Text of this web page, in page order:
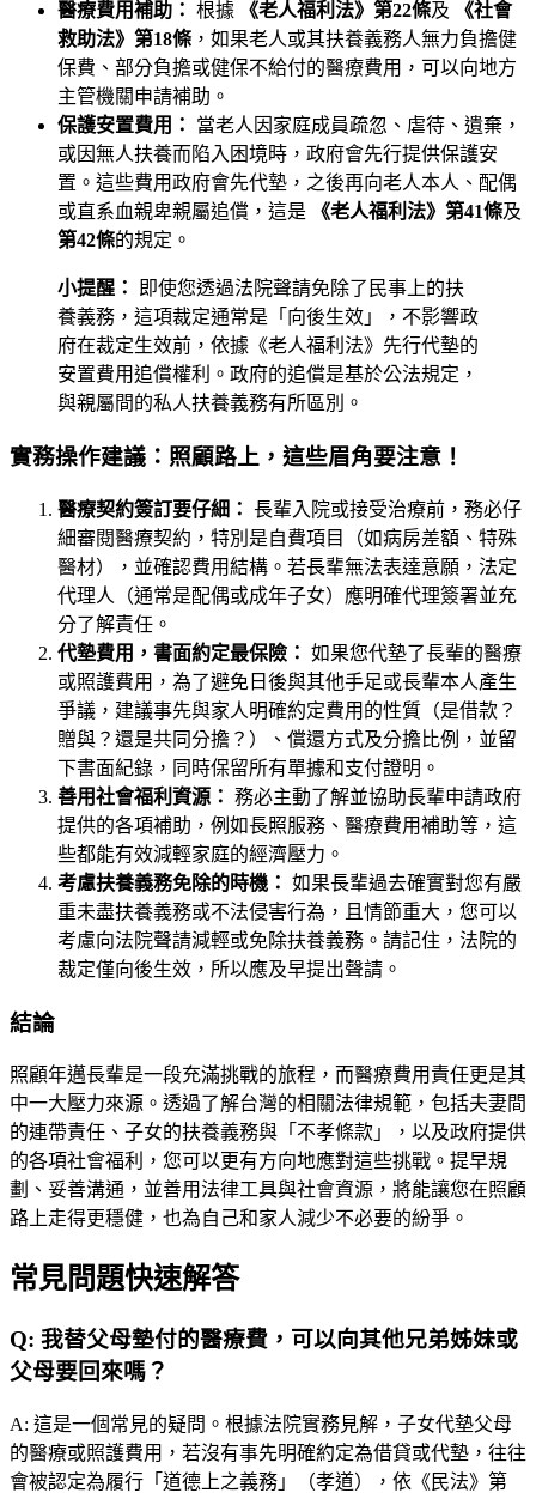
醫療費用補助： 根據 《老人福利法》第22條及
《社會
救助法》第18條 ，如果老人或其扶養義務人無力負擔健
保費、部分負擔或健保不給付的醫療費用，可以向地方
主管機關申請補助。
保護安置費用：
當老人因家庭成員疏忽、虐待、遺棄，
或因無人扶養而陷入困境時，政府會先行提供保護安
置。這些費用政府會先代墊，之後再向老人本人、配偶
或直系血親卑親屬追償，這是
《老人福利法》第41條及
第42條的規定。
小提醒：
即使您透過法院聲請免除了民事上的扶
養義務，這項裁定通常是「向後生效」，不影響政
府在裁定生效前，依據《老人福利法》先行代墊的
安置費用追償權利。政府的追償是基於公法規定，
與親屬間的私人扶養義務有所區別。
實務操作建議：照顧路上，這些眉角要注意！
醫療契約簽訂要仔細： 長輩入院或接受治療前，務必仔
細審閱醫療契約，特別是自費項目（如病房差額、特殊
醫材），並確認費用結構。若長輩無法表達意願，法定
代理人（通常是配偶或成年子女）應明確代理簽署並充
分了解責任。
代墊費用，書面約定最保險： 如果您代墊了長輩的醫療
或照護費用，為了避免日後與其他手足或長輩本人產生
爭議，建議事先與家人明確約定費用的性質（是借款？
贈與？還是共同分擔？）、償還方式及分擔比例，並留
下書面紀錄，同時保留所有單據和支付證明。
善用社會福利資源： 務必主動了解並協助長輩申請政府
提供的各項補助，例如長照服務、醫療費用補助等，這
些都能有效減輕家庭的經濟壓力。
考慮扶養義務免除的時機： 如果長輩過去確實對您有嚴
重未盡扶養義務或不法侵害行為，且情節重大，您可以
考慮向法院聲請減輕或免除扶養義務。請記住，法院的
裁定僅向後生效，所以應及早提出聲請。
結論
照顧年邁長輩是一段充滿挑戰的旅程，而醫療費用責任更是其
中一大壓力來源。透過了解台灣的相關法律規範，包括夫妻間
的連帶責任、子女的扶養義務與「不孝條款」，以及政府提供
的各項社會福利，您可以更有方向地應對這些挑戰。提早規
劃、妥善溝通，並善用法律工具與社會資源，將能讓您在照顧
路上走得更穩健，也為自己和家人減少不必要的紛爭。
常見問題快速解答
Q: 我替父母墊付的醫療費，可以向其他兄弟姊妹或
父母要回來嗎？
A: 這是一個常見的疑問。根據法院實務見解，子女代墊父母
的醫療或照護費用，若沒有事先明確約定為借貸或代墊，往往
會被認定為履行「道德上之義務」（孝道），依《民法》第